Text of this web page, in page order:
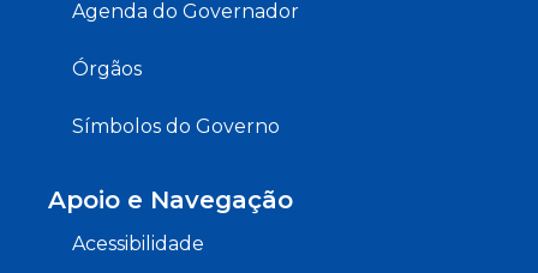
Agenda do Governador
Órgãos
Símbolos do Governo
Apoio e Navegação
Acessibilidade